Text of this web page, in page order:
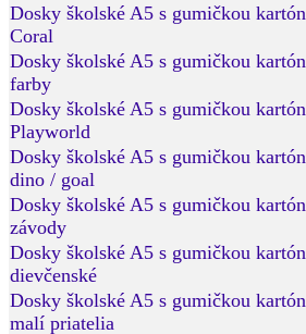
Dosky školské A5 s gumičkou kartón
Coral
Dosky školské A5 s gumičkou kartón
farby
Dosky školské A5 s gumičkou kartón
Playworld
Dosky školské A5 s gumičkou kartón
dino / goal
Dosky školské A5 s gumičkou kartón
závody
Dosky školské A5 s gumičkou kartón
dievčenské
Dosky školské A5 s gumičkou kartón
malí priatelia